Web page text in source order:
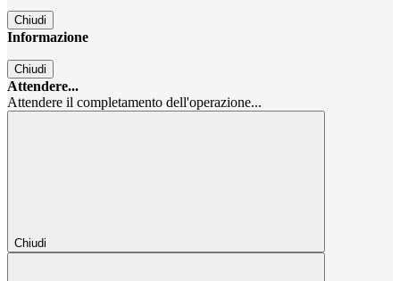
Chiudi
Informazione
Chiudi
Attendere...
Attendere il completamento dell'operazione...
Chiudi